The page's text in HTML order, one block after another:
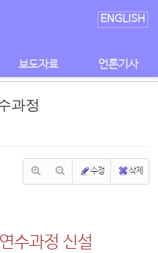
ENGLISH
보도자료 언론기사
과정
수정 삭제
수과정 신설